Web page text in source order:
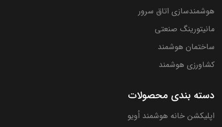
هوشمندسازی اتاق سرور
مانیتورینگ صنعتی
ساختمان هوشمند
کشاورزی هوشمند
دسته بندی محصولات
اپلیکشن خانه هوشمند اُویو